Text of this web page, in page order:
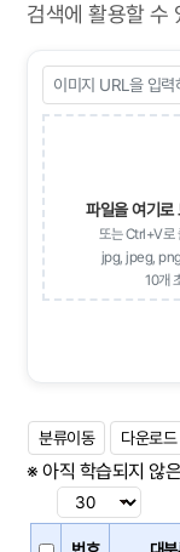
검색에 활용할 수
파일을 여기로
또는 Ctrl+V로
jpg, jpeg,
10개
분류이동 다운로드
※ 아직 학습되지 않